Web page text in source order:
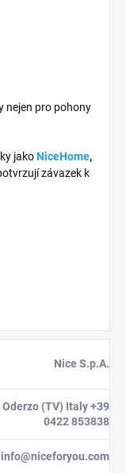
nejen pro pohony
jakoNiceHome,
závazek k
Nice S.p.A.
(TV) Italy +39
0422 853838
info@niceforyou.com